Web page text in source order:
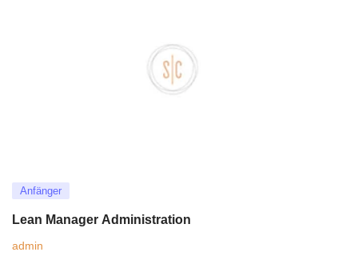
Anfänger
Lean Manager Administration
admin